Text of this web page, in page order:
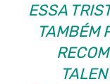
ESSA
TAMBÉM